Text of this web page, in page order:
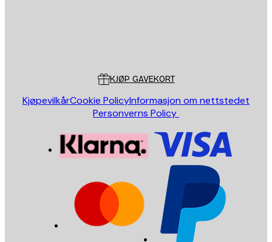
KJØP GAVEKORT
KjøpevilkårCookie PolicyInformasjon om nettstedet
Personverns Policy